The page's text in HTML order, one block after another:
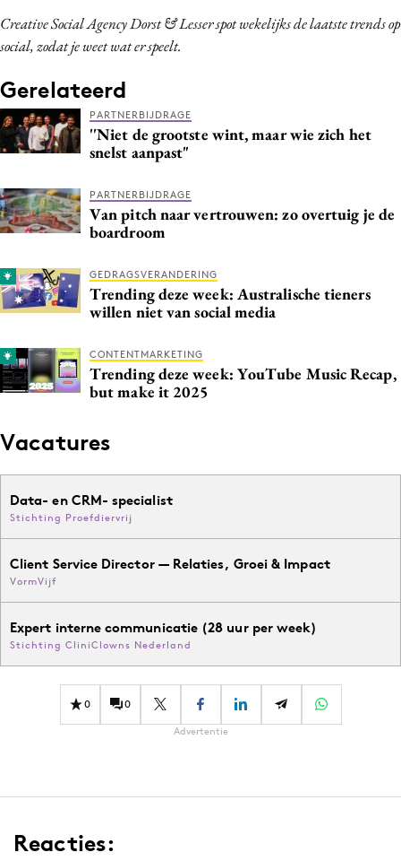
Creative Social Agency Dorst & Lesser spot wekelijks de laatste trends op
social, zodat je weet wat er speelt.
Gerelateerd
PARTNERBIJDRAGE
''Niet de grootste wint, maar wie zich het
snelst aanpast"
PARTNERBIJDRAGE
Van pitch naar vertrouwen: zo overtuig je de
boardroom
GEDRAGSVERANDERING
Trending deze week: Australische tieners
willen niet van social media
CONTENTMARKETING
Trending deze week: YouTube Music Recap,
but make it 2025
Vacatures
Data- en CRM- specialist
Stichting Proefdiervrij
Client Service Director — Relaties, Groei & Impact
VormVijf
Expert interne communicatie (28 uur per week)
Stichting CliniClowns Nederland
0 0
Advertentie
Reacties: